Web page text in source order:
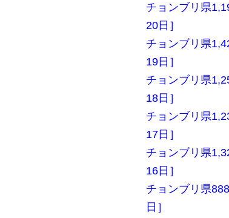
チョンブリ県
20日］
チョンブリ県
19日］
チョンブリ県
18日］
チョンブリ県
17日］
チョンブリ県
16日］
チョンブリ県
日］